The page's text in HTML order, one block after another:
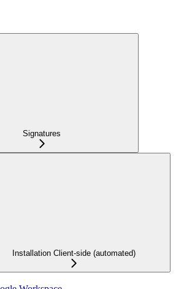
Signatures
Installation Client-side (automated)